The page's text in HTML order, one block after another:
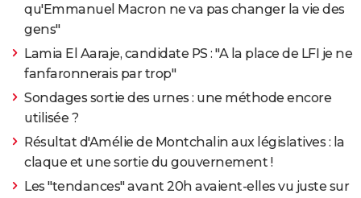
qu'Emmanuel Macron ne va pas changer la vie des
gens"
Lamia El Aaraje, candidate PS : "A la place de LFI je ne
fanfaronnerais par trop"
Sondages sortie des urnes : une méthode encore
utilisée ?
Résultat d'Amélie de Montchalin aux législatives : la
claque et une sortie du gouvernement !
Les "tendances" avant 20h avaient-elles vu juste sur